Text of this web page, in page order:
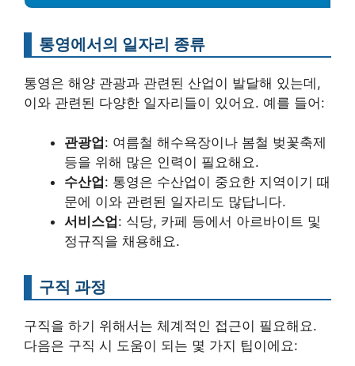
통영에서의 일자리 종류
통영은 해양 관광과 관련된 산업이 발달해 있는데,
이와 관련된 다양한 일자리들이 있어요. 예를 들어:
관광업 : 여름철 해수욕장이나 봄철 벚꽃축제
등을 위해 많은 인력이 필요해요.
수산업 : 통영은 수산업이 중요한 지역이기 때
문에 이와 관련된 일자리도 많답니다.
서비스업 : 식당, 카페 등에서 아르바이트 및
정규직을 채용해요.
구직 과정
구직을 하기 위해서는 체계적인 접근이 필요해요.
다음은 구직 시 도움이 되는 몇 가지 팁이에요: